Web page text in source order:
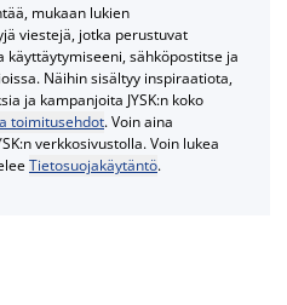
mukaan lukien
viestejä, jotka perustuvat
sähköpostitse ja
Näihin sisältyy inspiraatiota,
ja kampanjoita JYSK:n koko
toimitusehdot. Voin aina
verkkosivustolla. Voin lukea
Tietosuojakäytäntö.